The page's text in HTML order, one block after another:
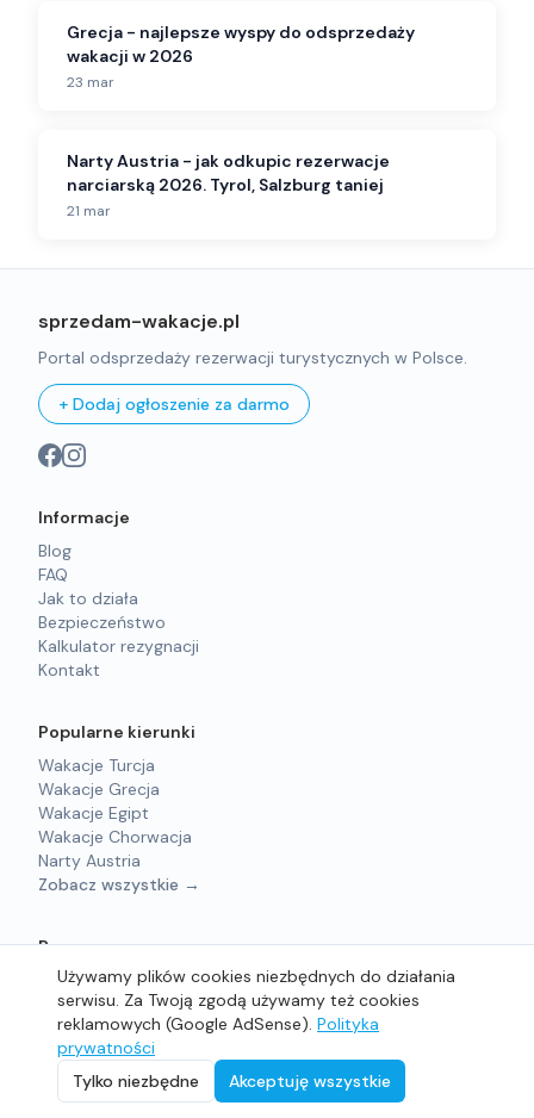
Grecja - najlepsze wyspy do odsprzedaży
wakacji w 2026
23 mar
Narty Austria - jak odkupic rezerwacje
narciarską 2026. Tyrol, Salzburg taniej
21 mar
sprzedam-wakacje.pl
Portal odsprzedaży rezerwacji turystycznych w Polsce.
+ Dodaj ogłoszenie za darmo
Informacje
Blog
FAQ
Jak to działa
Bezpieczeństwo
Kalkulator rezygnacji
Kontakt
Popularne kierunki
Wakacje Turcja
Wakacje Grecja
Wakacje Egipt
Wakacje Chorwacja
Narty Austria
Zobacz wszystkie →
Prawne
Regulamin
Polityka prywatności
©2026 sprzedam-wakacje.pl - Wszelkie prawa zastrzeżone.
Używamy plików cookies niezbędnych do działania
serwisu. Za Twoją zgodą używamy też cookies
reklamowych (Google AdSense). Polityka
prywatności
Tylko niezbędne
Akceptuję wszystkie